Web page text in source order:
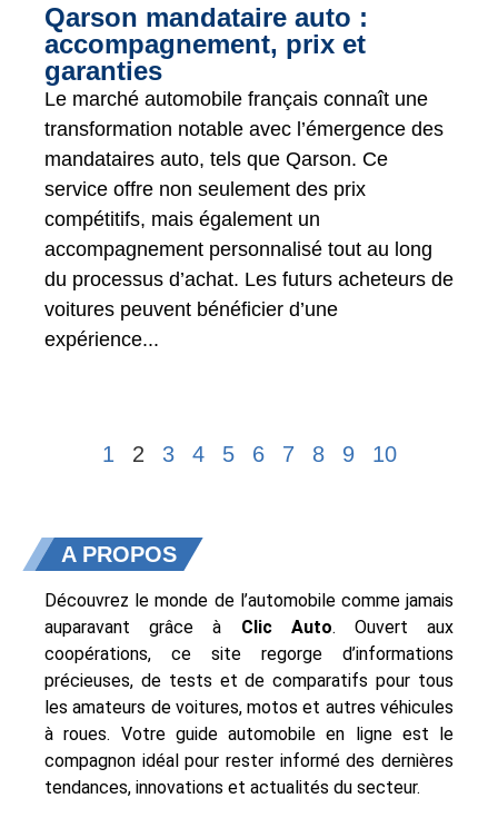
Qarson mandataire auto :
accompagnement, prix et
garanties
Le marché automobile français connaît une
transformation notable avec l’émergence des
mandataires auto, tels que Qarson. Ce
service offre non seulement des prix
compétitifs, mais également un
accompagnement personnalisé tout au long
du processus d’achat. Les futurs acheteurs de
voitures peuvent bénéficier d’une
expérience...
1 2 3 4 5 6 7 8 9 10
A PROPOS
Découvrez le monde de l’automobile comme jamais
auparavant grâce à Clic Auto. Ouvert aux
coopérations, ce site regorge d’informations
précieuses, de tests et de comparatifs pour tous
les amateurs de voitures, motos et autres véhicules
à roues. Votre guide automobile en ligne est le
compagnon idéal pour rester informé des dernières
tendances, innovations et actualités du secteur.